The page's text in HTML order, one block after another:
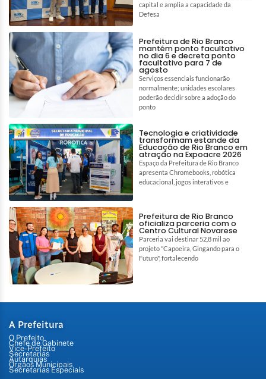
capital e amplia a capacidade da
Defesa
Prefeitura de Rio Branco
mantém ponto facultativo
no dia 6 e decreta ponto
facultativo para 7 de
agosto
Serviços essenciais funcionarão
normalmente; unidades escolares
poderão decidir sobre a adoção do
ponto
Tecnologia e criatividade
transformam estande da
Educação de Rio Branco em
atração na Expoacre 2026
Espaço da Prefeitura de Rio Branco
apresenta Chromebooks, robótica
educacional, jogos interativos e
Prefeitura de Rio Branco
oficializa parceria com o
Centro Cultural Novarese
Parceria vai destinar 52,8 mil ao
projeto "Capoeira, Gingando para o
Futuro", fortalecendo
A Prefeitura
O Prefeito
Chefe de Gabinete
Vice-Prefeito
Secretarias
Autarquias
Órgãos Municipais
Secretarias Especiais